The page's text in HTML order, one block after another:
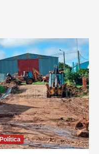
Política